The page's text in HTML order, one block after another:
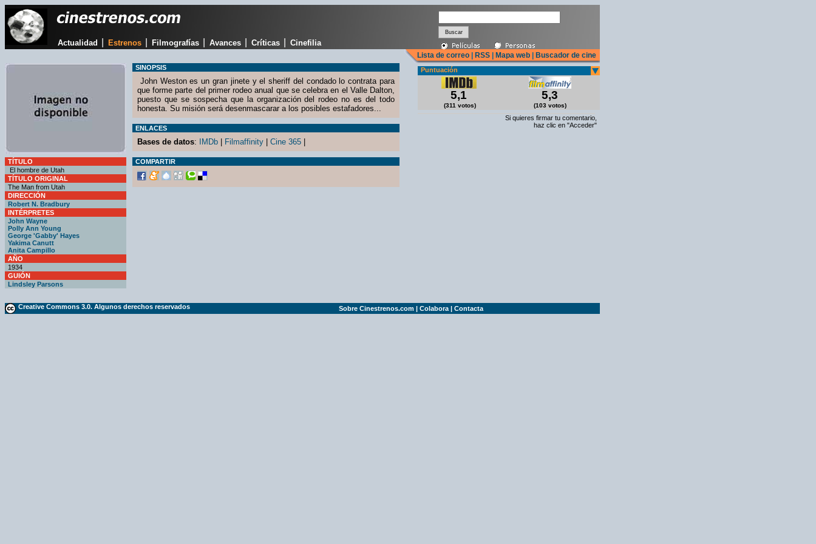
Actualidad Estrenos Filmografías Avances Críticas Cinefilia
Lista de correo RSS Mapa web Buscador de cine
TÍTULO
El hombre de Utah
TÍTULO ORIGINAL
The Man from Utah
DIRECCIÓN
Robert N. Bradbury
INTÉRPRETES
John Wayne
Polly Ann Young
George 'Gabby' Hayes
Yakima Canutt
Anita Campillo
AÑO
1934
GUIÓN
Lindsley Parsons
SINOPSIS
John Weston es un gran jinete y el sheriff del condado lo contrata para
que forme parte del primer rodeo anual que se celebra en el Valle Dalton,
puesto que se sospecha que la organización del rodeo no es del todo
honesta. Su misión será desenmascarar a los posibles estafadores...
ENLACES
Bases de datos: IMDb Filmaffinity Cine 365
COMPARTIR
Puntuación
5,1
(311 votos)
5,3
(103 votos)
Si quieres firmar tu comentario,
haz clic en "Acceder"
Creative Commons 3.0. Algunos derechos reservados Sobre Cinestrenos.com | Colabora | Contacta